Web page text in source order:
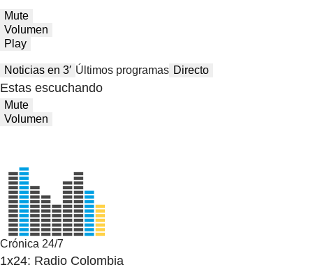
Mute
Volumen
Play
Noticias en 3′ Últimos programas Directo
Estas escuchando
Mute
Volumen
Crónica 24/7
1x24: Radio Colombia